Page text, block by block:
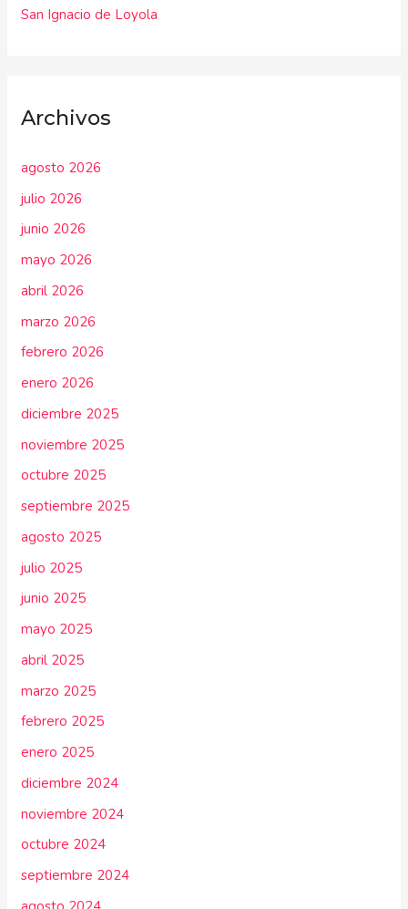
San Ignacio de Loyola
Archivos
agosto 2026
julio 2026
junio 2026
mayo 2026
abril 2026
marzo 2026
febrero 2026
enero 2026
diciembre 2025
noviembre 2025
octubre 2025
septiembre 2025
agosto 2025
julio 2025
junio 2025
mayo 2025
abril 2025
marzo 2025
febrero 2025
enero 2025
diciembre 2024
noviembre 2024
octubre 2024
septiembre 2024